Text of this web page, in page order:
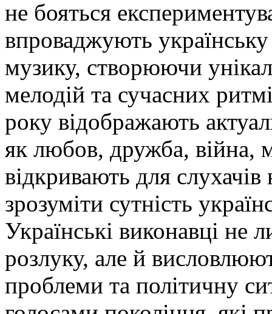
не бояться
впроваджують
музику, створюючи
мелодій та сучасних
року відображають
як любов, дружба, війна,
відкривають для
зрозуміти сутність
Українські виконавці не
розлуку, але й
проблеми та політичну